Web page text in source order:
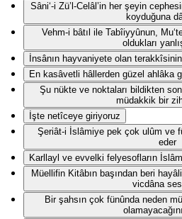
Sâni‘-i Zü’l-Celâl’in her şeyin
koyduğuna
Vehm-i bâtıl ile Tabîiyyûnun,
oldukları
İnsânın hayvaniyete olan
En kasâvetli hâllerden güzel ahlâka
Şu nükte ve noktaları bildikten
müdakkik bir
İşte netîceye giriyoruz
Şeriât-i İslâmiye pek çok ulûm ve
eder
Karllayl ve evvelki felyesofların
Müellifin Kitâbın başından beri
vicdâna
Bir şahsın çok fünûnda neden